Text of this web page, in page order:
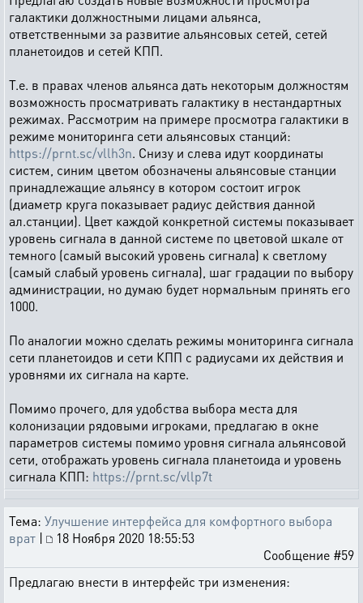
галактики должностными лицами альянса,
ответственными за развитие альянсовых сетей, сетей
планетоидов и сетей КПП.
Т.е. в правах членов альянса дать некоторым должностям
возможность просматривать галактику в нестандартных
режимах. Рассмотрим на примере просмотра галактики в
режиме мониторинга сети альянсовых станций:
https://prnt.sc/vllh3n. Снизу и слева идут координаты
систем, синим цветом обозначены альянсовые станции
принадлежащие альянсу в котором состоит игрок
(диаметр круга показывает радиус действия данной
ал.станции). Цвет каждой конкретной системы показывает
уровень сигнала в данной системе по цветовой шкале от
темного (самый высокий уровень сигнала) к светлому
(самый слабый уровень сигнала), шаг градации по выбору
администрации, но думаю будет нормальным принять его
1000.
По аналогии можно сделать режимы мониторинга сигнала
сети планетоидов и сети КПП с радиусами их действия и
уровнями их сигнала на карте.
Помимо прочего, для удобства выбора места для
колонизации рядовыми игроками, предлагаю в окне
параметров системы помимо уровня сигнала альянсовой
сети, отображать уровень сигнала планетоида и уровень
сигнала КПП: https://prnt.sc/vllp7t
Тема: Улучшение интерфейса для комфортного выбора
врат |
18 Ноября 2020 18:55:53
Сообщение #59
Предлагаю внести в интерфейс три изменения: